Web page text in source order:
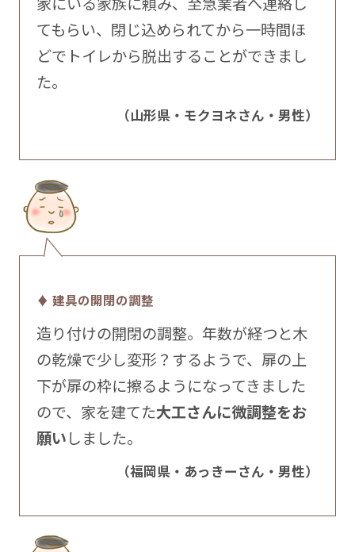
てもらい、閉じ込められてから一時間ほ
どでトイレから脱出することができまし
た。
（山形県・モクヨネさん・男性）
♦ 建具の開閉の調整
造り付けの開閉の調整。年数が経つと木
の乾燥で少し変形？するようで、扉の上
下が扉の枠に擦るようになってきました
ので、家を建てた大工さんに微調整をお
願いしました。
（福岡県・あっきーさん・男性）